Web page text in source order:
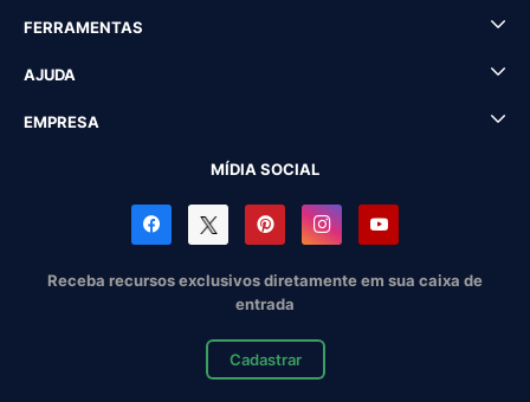
FERRAMENTAS
AJUDA
EMPRESA
MÍDIA SOCIAL
Receba recursos exclusivos diretamente em sua caixa de
entrada
Cadastrar